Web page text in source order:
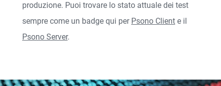
produzione. Puoi trovare lo stato attuale dei test
sempre come un badge qui per Psono Client e il
Psono Server.